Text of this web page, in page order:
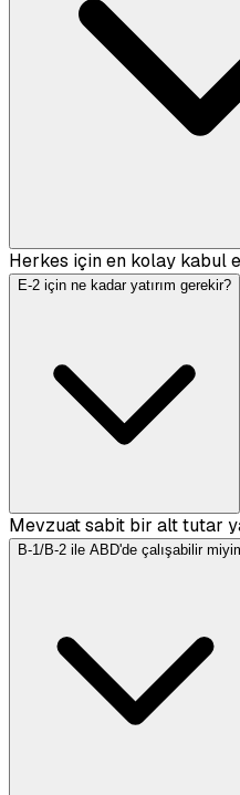
Herkes için en kolay kabul
E-2 için ne kadar yatırım gerekir?
Mevzuat sabit bir alt tutar
B-1/B-2 ile ABD'de çalışabilir